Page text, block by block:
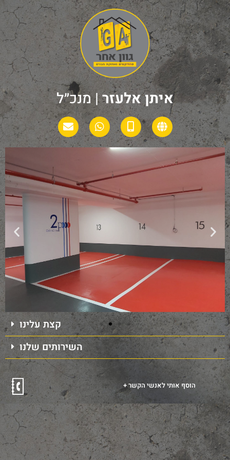
איתן אלעזר| מנכ״ל
קצת עלינו
השירותים שלנו
+ הוסף אותי לאנשי הקשר